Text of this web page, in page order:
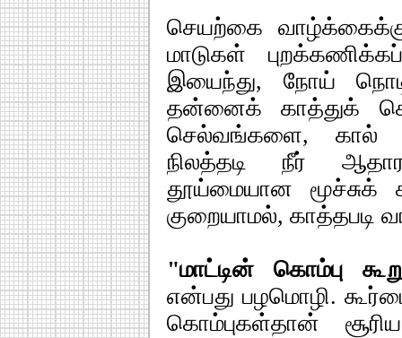
செயற்கை
மாடுகள்
இயைந்து, நோய்
தன்னைக் காத்துக்
செல்வங்களை, கால்
நிலத்தடி நீர்
தூய்மையான மூச்சுக்
குறையாமல், காத்தபடி
"மாட்டின் கொம்பு
என்பது பழமொழி.
கொம்புகள்தான்